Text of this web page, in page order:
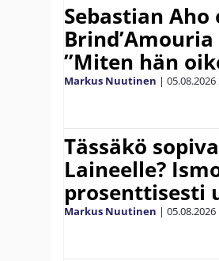
Sebastian
”Miten hän
Markus Nuutinen | 05.08.2026
Tässäkö
Laineelle?
prosenttisesti
Markus Nuutinen | 05.08.2026